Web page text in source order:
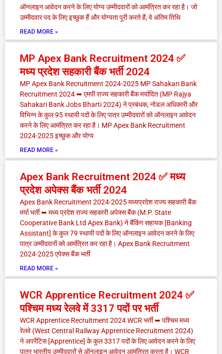
ऑनलाइन आवेदन करने के लिए योग्य उम्मीदवारों को आमंत्रित कर रहा है। जो
उम्मीदवार पद के लिए इच्छुक हैं और योग्यता पूरी करते हैं, वे अंतिम तिथि
READ MORE »
MP Apex Bank Recruitment 2024 ✅
मध्य प्रदेश सहकारी बैंक भर्ती 2024
MP Apex Bank Recruitment 2024-2025 MP Sahakari Bank
Recruitment 2024 ➥ एमपी राज्य सहकारी बैंक मर्यादित (MP Rajya
Sahakari Bank Jobs Bharti 2024) ने प्रबंधक, नोडल अधिकारी और
विभिन्न के कुल 95 स्थायी पदों के लिए पात्र उम्मीदवारों को ऑनलाइन आवेदन
करने के लिए आमंत्रित कर रहा है। MP Apex Bank Recruitment
2024-2025 इच्छुक और योग्य
READ MORE »
Apex Bank Recruitment 2024 ✅ मध्य
प्रदेश अपेक्स बैंक भर्ती 2024
Apex Bank Recruitment 2024-2025 मध्यप्रदेश राज्य सहकारी बैंक
मर्या भर्ती ➥ मध्य प्रदेश राज्य सहकारी अपेक्स बैंक (M.P. State
Cooperative Bank Ltd Apex Bank) ने बैंकिंग सहायक [Banking
Assistant] के कुल 79 स्थायी पदों के लिए ऑनलाइन आवेदन करने के लिए
पात्र उम्मीदवारों को आमंत्रित कर रहा है। Apex Bank Recruitment
2024-2025 एपेक्स बैंक भर्ती
READ MORE »
WCR Apprentice Recruitment 2024 ✅
पश्चिम मध्य रेलवे में 3317 पदों पर भर्ती
WCR Apprentice Recruitment 2024 WCR भर्ती ➥ पश्चिम मध्य
रेलवे (West Central Railway Apprentice Recruitment 2024)
ने अपरेंटिस [Apprentice] के कुल 3317 पदों के लिए आवेदन करने के लिए
पात्र भारतीय उम्मीदवारों से ऑनलाइन आवेदन आमंत्रित करता है। WCR